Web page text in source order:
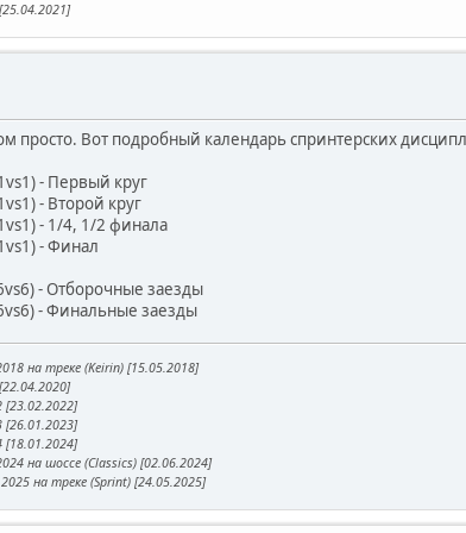
просто. Вот подробный календарь спринтерских
- Первый круг
- Второй круг
- 1/4, 1/2 финала
- Финал
- Отборочные заезды
- Финальные заезды
на треке (Keirin) [15.05.2018]
[23.02.2022]
[26.01.2023]
[18.01.2024]
на шоссе (Classics) [02.06.2024]
на треке (Sprint) [24.05.2025]